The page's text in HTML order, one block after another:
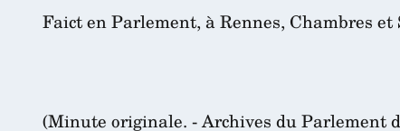
Faict en Parlement, à Rennes, Chambres et
(Minute originale. - Archives du Parlement